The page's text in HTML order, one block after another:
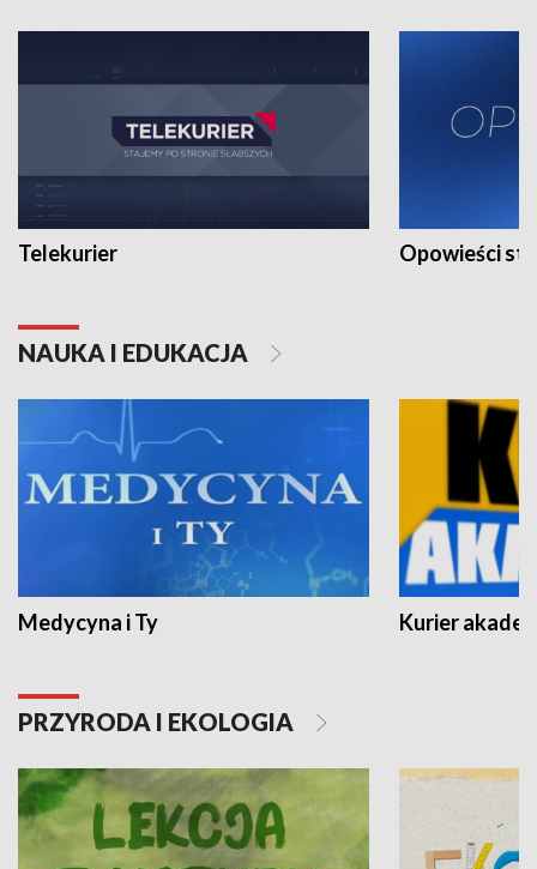
Telekurier Opowieści
NAUKA I EDUKACJA
Medycyna i Ty Kurier
PRZYRODA I EKOLOGIA